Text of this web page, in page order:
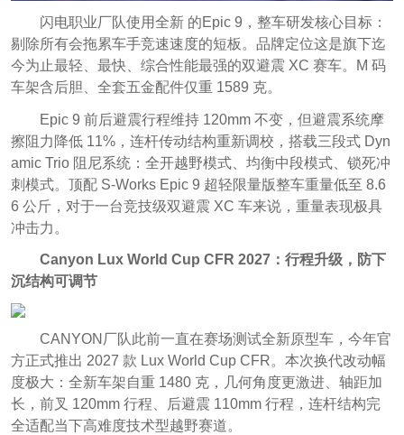
闪电职业厂队使用全新 的Epic 9，整车研发核心目标：
剔除所有会拖累车手竞速速度的短板。品牌定位这是旗下迄
今为止最轻、最快、综合性能最强的双避震 XC 赛车。M 码
车架含后胆、全套五金配件仅重 1589 克。
Epic 9 前后避震行程维持 120mm 不变，但避震系统摩
擦阻力降低 11%，连杆传动结构重新调校，搭载三段式 Dyn
amic Trio 阻尼系统：全开越野模式、均衡中段模式、锁死冲
刺模式。顶配 S-Works Epic 9 超轻限量版整车重量低至 8.6
6 公斤，对于一台竞技级双避震 XC 车来说，重量表现极具
冲击力。
Canyon Lux World Cup CFR 2027：行程升级，防下
沉结构可调节
CANYON厂队此前一直在赛场测试全新原型车，今年官
方正式推出 2027 款 Lux World Cup CFR。本次换代改动幅
度极大：全新车架自重 1480 克，几何角度更激进、轴距加
长，前叉 120mm 行程、后避震 110mm 行程，连杆结构完
全适配当下高难度技术型越野赛道。